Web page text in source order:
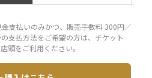
支払いのみかつ、販売手数料 300円／
支払方法をご希望の方は、チケット
頭をご利用ください。